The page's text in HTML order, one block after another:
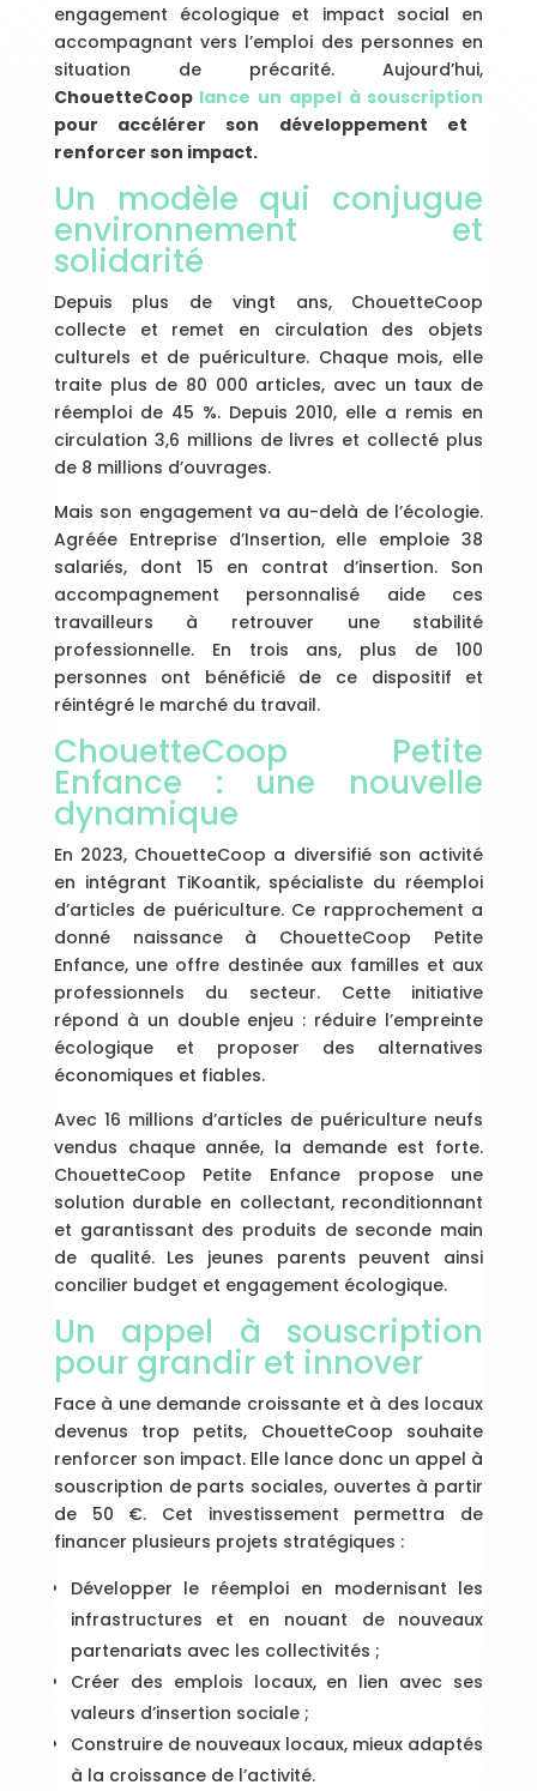
engagement écologique et impact social en
accompagnant vers l’emploi des personnes en
situation de précarité. Aujourd’hui,
ChouetteCoop lance un appel à souscription
pour accélérer son développement et
renforcer son impact.
Un modèle qui conjugue
environnement et
solidarité
Depuis plus de vingt ans, ChouetteCoop
collecte et remet en circulation des objets
culturels et de puériculture. Chaque mois, elle
traite plus de 80 000 articles, avec un taux de
réemploi de 45 %. Depuis 2010, elle a remis en
circulation 3,6 millions de livres et collecté plus
de 8 millions d’ouvrages.
Mais son engagement va au-delà de l’écologie.
Agréée Entreprise d’Insertion, elle emploie 38
salariés, dont 15 en contrat d’insertion. Son
accompagnement personnalisé aide ces
travailleurs à retrouver une stabilité
professionnelle. En trois ans, plus de 100
personnes ont bénéficié de ce dispositif et
réintégré le marché du travail.
ChouetteCoop Petite
Enfance : une nouvelle
dynamique
En 2023, ChouetteCoop a diversifié son activité
en intégrant TiKoantik, spécialiste du réemploi
d’articles de puériculture. Ce rapprochement a
donné naissance à ChouetteCoop Petite
Enfance, une offre destinée aux familles et aux
professionnels du secteur. Cette initiative
répond à un double enjeu : réduire l’empreinte
écologique et proposer des alternatives
économiques et fiables.
Avec 16 millions d’articles de puériculture neufs
vendus chaque année, la demande est forte.
ChouetteCoop Petite Enfance propose une
solution durable en collectant, reconditionnant
et garantissant des produits de seconde main
de qualité. Les jeunes parents peuvent ainsi
concilier budget et engagement écologique.
Un appel à souscription
pour grandir et innover
Face à une demande croissante et à des locaux
devenus trop petits, ChouetteCoop souhaite
renforcer son impact. Elle lance donc un appel à
souscription de parts sociales, ouvertes à partir
de 50 €. Cet investissement permettra de
financer plusieurs projets stratégiques :
Développer le réemploi en modernisant les
infrastructures et en nouant de nouveaux
partenariats avec les collectivités ;
Créer des emplois locaux, en lien avec ses
valeurs d’insertion sociale ;
Construire de nouveaux locaux, mieux adaptés
à la croissance de l’activité.